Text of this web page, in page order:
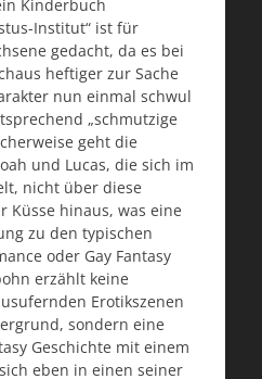
Kinderbuch
Institut“ ist für
gedacht, da es bei
heftiger zur Sache
nun einmal schwul
„schmutzige
geht die
und Lucas, die sich im
nicht über diese
Küsse hinaus, was eine
zu den typischen
oder Gay Fantasy
erzählt keine
Erotikszenen
sondern eine
Geschichte mit einem
eben in einen seiner